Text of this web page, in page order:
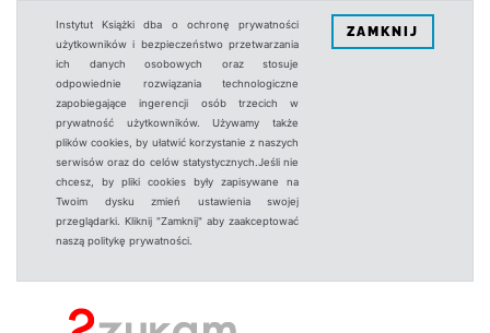
Instytut Książki dba o ochronę prywatności
użytkowników i bezpieczeństwo przetwarzania
ich danych osobowych oraz stosuje
odpowiednie rozwiązania technologiczne
zapobiegające ingerencji osób trzecich w
prywatność użytkowników. Używamy także
plików cookies, by ułatwić korzystanie z naszych
serwisów oraz do celów statystycznych.Jeśli nie
chcesz, by pliki cookies były zapisywane na
Twoim dysku zmień ustawienia swojej
przeglądarki. Kliknij "Zamknij" aby zaakceptować
naszą politykę prywatności.
ZAMKNIJ